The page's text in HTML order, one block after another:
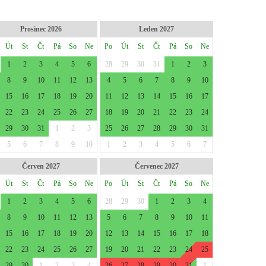
Prosinec 2026
Út St Čt Pá So Ne
1 2 3 4 5
6
8 9 10 11 12
13
15 16 17 18 19
20
22 23 24 25 26
27
29 30 31 1 2
3
5 6 7 8 9 10
Leden 2027
Po Út St Čt Pá So Ne
28 29 30 31 1 2
3
4
5 6 7 8 9
10
11
12 13 14 15 16
17
18
19 20 21 22 23
24
25
26 27 28 29 30
31
1
2 3 4 5 6 7
Červen 2027
Út St Čt Pá So Ne
1 2 3 4 5
6
8 9 10 11 12
13
15 16 17 18 19
20
22 23 24 25 26
27
Červenec 2027
Po Út St Čt Pá So Ne
28 29 30 1 2 3
4
5
6 7 8 9 10
11
12
13 14 15 16 17
18
19
20 21 22 23 24
25